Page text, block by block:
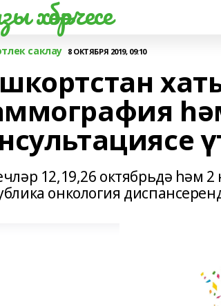
хәбәрчесе
саклау 8 ОКТЯБРЯ 2019, 09:10
12,19,26 октябрьдә һәм
онкология